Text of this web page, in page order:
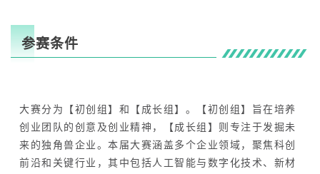
参赛条件
大赛分为【初创组】和【成长组】。【初创组】旨在培养
创业团队的创意及创业精神，【成长组】则专注于发掘未
来的独角兽企业。本届大赛涵盖多个企业领域，聚焦科创
前沿和关键行业，其中包括人工智能与数字化技术、新材